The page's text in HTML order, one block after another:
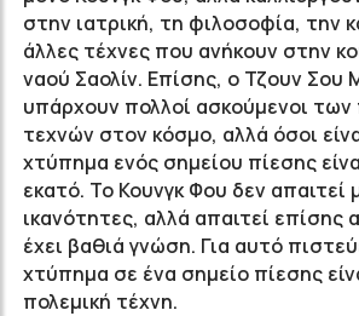
στην ιατρική, τη φιλοσοφία, την
άλλες τέχνες που ανήκουν στην
ναού Σαολίν. Επίσης, ο Τζουν Σου
υπάρχουν πολλοί ασκούμενοι των
τεχνών στον κόσμο, αλλά όσοι
χτύπημα ενός σημείου πίεσης
εκατό. Το Κουνγκ Φου δεν απαιτεί
ικανότητες, αλλά απαιτεί επίσης
έχει βαθιά γνώση. Για αυτό
χτύπημα σε ένα σημείο πίεσης
πολεμική τέχνη.